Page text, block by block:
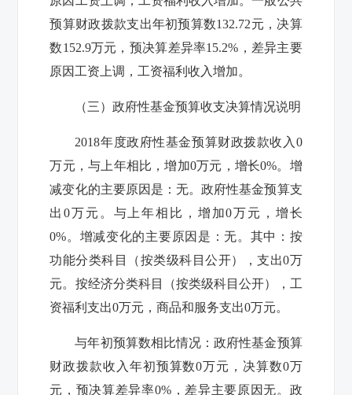
预算财政拨款支出年初预算数132.72元，决算
数152.9万元，预决算差异率15.2% ，差异主要
原因工资上调，工资福利收入增加。
（三）政府性基金预算收支决算情况说明
2018年度政府性基金预算财政拨款收入 0
万元，与上年相比，增加0万元，增长0%。增
减变化的主要原因是：无。政府性基金预算支
出0万元。与上年相比，增加0万元，增长
0%。增减变化的主要原因是：无。其中：按
功能分类科目（按类级科目公开），支出0万
元。按经济分类科目（按类级科目公开），工
资福利支出0万元，商品和服务支出0万元。
与年初预算数相比情况：政府性基金预算
财政拨款收入年初预算数0万元，决算数0万
元，预决算差异率0%，差异主要原因无。政